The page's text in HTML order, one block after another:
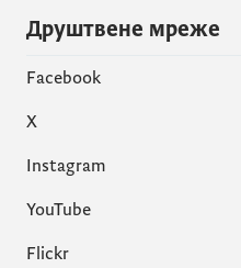
Друштвене мреже
Facebook
X
Instagram
YouTube
Flickr